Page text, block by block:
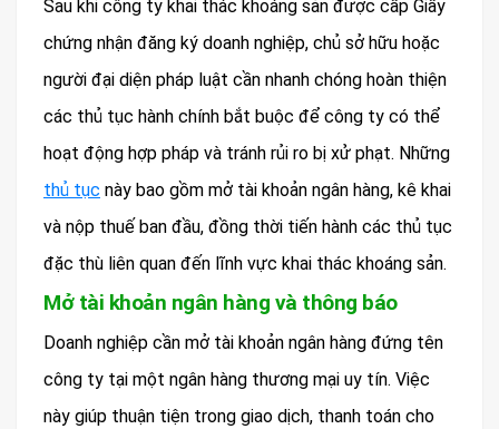
Sau khi công ty khai thác khoáng sản được cấp Giấy
chứng nhận đăng ký doanh nghiệp, chủ sở hữu hoặc
người đại diện pháp luật cần nhanh chóng hoàn thiện
các thủ tục hành chính bắt buộc để công ty có thể
hoạt động hợp pháp và tránh rủi ro bị xử phạt. Những
thủ tục này bao gồm mở tài khoản ngân hàng, kê khai
và nộp thuế ban đầu, đồng thời tiến hành các thủ tục
đặc thù liên quan đến lĩnh vực khai thác khoáng sản.
Mở tài khoản ngân hàng và thông báo
Doanh nghiệp cần mở tài khoản ngân hàng đứng tên
công ty tại một ngân hàng thương mại uy tín. Việc
này giúp thuận tiện trong giao dịch, thanh toán cho